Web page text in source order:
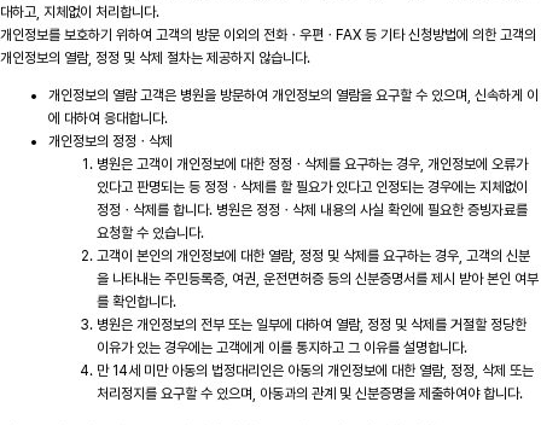
대하고, 지체없이 처리합니다.
개인정보를 보호하기 위하여 고객의 방문 이외의 전화ㆍ우편ㆍFAX 등 기타 신청방법에 의한 고객의
개인정보의 열람, 정정 및 삭제 절차는 제공하지 않습니다.
개인정보의 열람 고객은 병원을 방문하여 개인정보의 열람을 요구할 수 있으며, 신속하게 이
에 대하여 응대합니다.
개인정보의 정정ㆍ삭제
병원은 고객이 개인정보에 대한 정정ㆍ삭제를 요구하는 경우, 개인정보에 오류가
있다고 판명되는 등 정정ㆍ삭제를 할 필요가 있다고 인정되는 경우에는 지체없이
정정ㆍ삭제를 합니다. 병원은 정정ㆍ삭제 내용의 사실 확인에 필요한 증빙자료를
요청할 수 있습니다.
고객이 본인의 개인정보에 대한 열람, 정정 및 삭제를 요구하는 경우, 고객의 신분
을 나타내는 주민등록증, 여권, 운전면허증 등의 신분증명서를 제시 받아 본인 여부
를 확인합니다.
병원은 개인정보의 전부 또는 일부에 대하여 열람, 정정 및 삭제를 거절할 정당한
이유가 있는 경우에는 고객에게 이를 통지하고 그 이유를 설명합니다.
만 14세 미만 아동의 법정대리인은 아동의 개인정보에 대한 열람, 정정, 삭제 또는
처리정지를 요구할 수 있으며, 아동과의 관계 및 신분증명을 제출하여야 합니다.